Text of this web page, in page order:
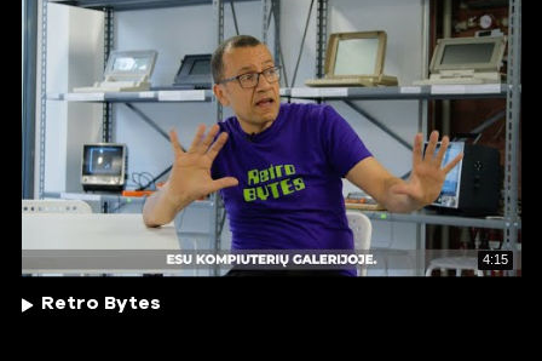
4:15
Retro Bytes